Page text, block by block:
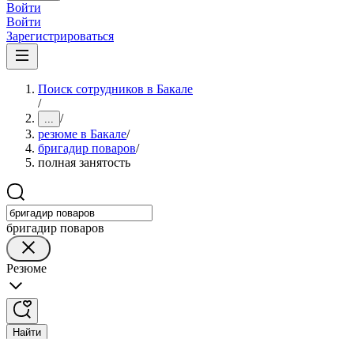
Войти
Войти
Зарегистрироваться
Поиск сотрудников в Бакале
/
... /
резюме в Бакале/
бригадир поваров/
полная занятость
бригадир поваров
Резюме
Найти